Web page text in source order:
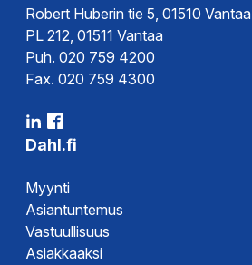
Robert Huberin tie 5, 01510 Vantaa
PL 212, 01511 Vantaa
Puh. 020 759 4200
Fax. 020 759 4300
Dahl.fi
Myynti
Asiantuntemus
Vastuullisuus
Asiakkaaksi